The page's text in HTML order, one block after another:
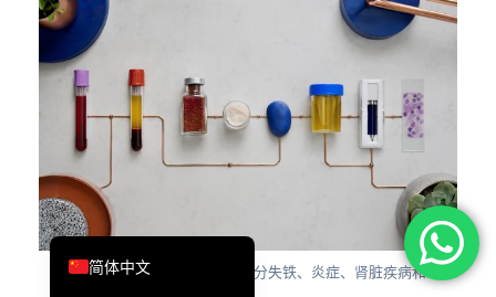
图 10：分阶段的化验面板可区分失铁、炎症、肾脏疾病和
简体中文
English
Deutsch
العربية
Français
עִבְרִית
Italiano
Español